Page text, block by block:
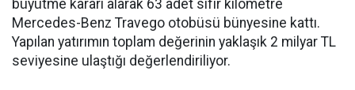
büyütme kararı alarak 63 adet sıfır kilometre
Mercedes-Benz Travego otobüsü bünyesine kattı.
Yapılan yatırımın toplam değerinin yaklaşık 2 milyar TL
seviyesine ulaştığı değerlendiriliyor.